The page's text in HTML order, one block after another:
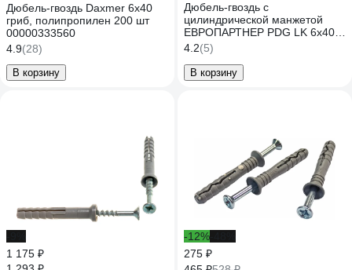
Дюбель-гвоздь Daxmer 6х40
гриб, полипропилен 200 шт
00000333560
4.9(28)
В корзину
Дюбель-гвоздь с
цилиндрической манжетой
ЕВРОПАРТНЕР PDG LK 6x40,
150 шт. 76091179
4.2(5)
В корзину
1 175 ₽
-12%
275 ₽